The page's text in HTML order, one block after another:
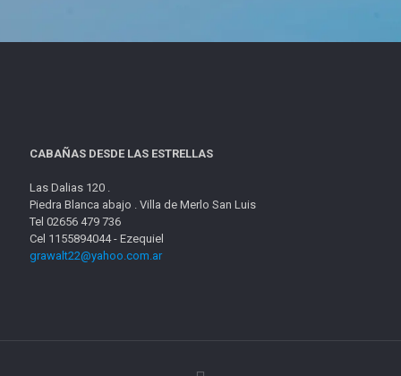
CABAÑAS DESDE LAS ESTRELLAS
Las Dalias 120 .
Piedra Blanca abajo . Villa de Merlo San Luis
Tel 02656 479 736
Cel 1155894044 - Ezequiel
grawalt22@yahoo.com.ar